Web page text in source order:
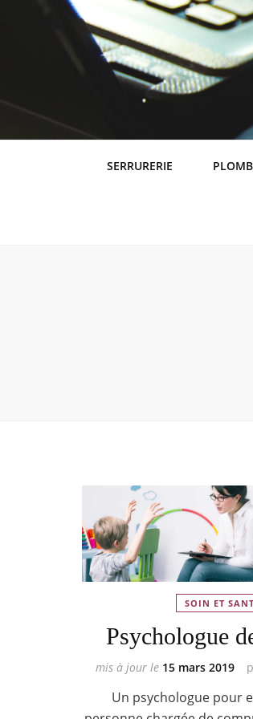
SERRURERIE
SOIN ET
Psychologue
mis à jour le 15 mars 2019
Un psychologue pour